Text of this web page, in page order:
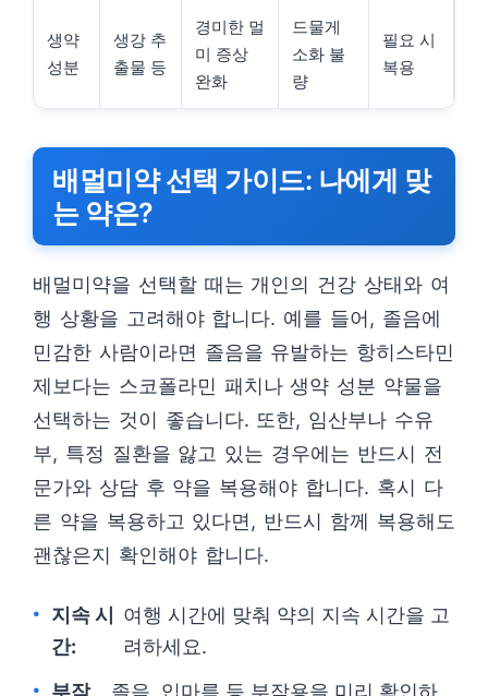
생약
성분
생강 추
출물 등
경미한 멀
미 증상
완화
드물게
소화 불
량
필요 시
복용
배멀미약 선택 가이드: 나에게 맞
는 약은?
배멀미약을 선택할 때는 개인의 건강 상태와 여
행 상황을 고려해야 합니다. 예를 들어, 졸음에
민감한 사람이라면 졸음을 유발하는 항히스타민
제보다는 스코폴라민 패치나 생약 성분 약물을
선택하는 것이 좋습니다. 또한, 임산부나 수유
부, 특정 질환을 앓고 있는 경우에는 반드시 전
문가와 상담 후 약을 복용해야 합니다. 혹시 다
른 약을 복용하고 있다면, 반드시 함께 복용해도
괜찮은지 확인해야 합니다.
지속 시
간:
여행 시간에 맞춰 약의 지속 시간을 고
려하세요.
부작
졸음, 입마름 등 부작용을 미리 확인하